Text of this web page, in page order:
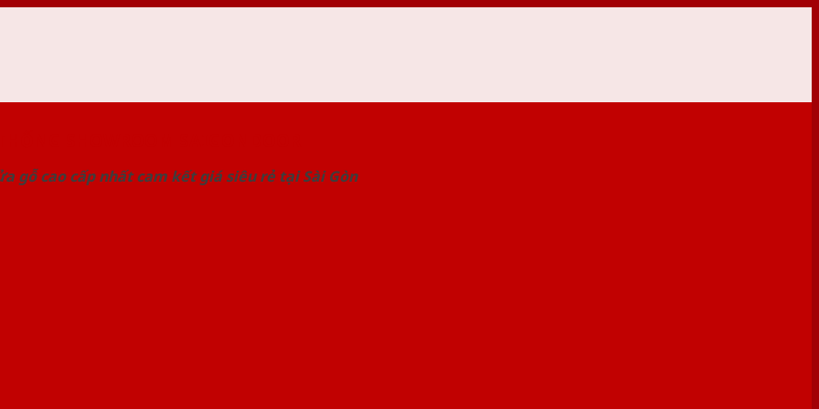
gỗ cao cấp nhất cam kết giá siêu rẻ tại Sài Gòn